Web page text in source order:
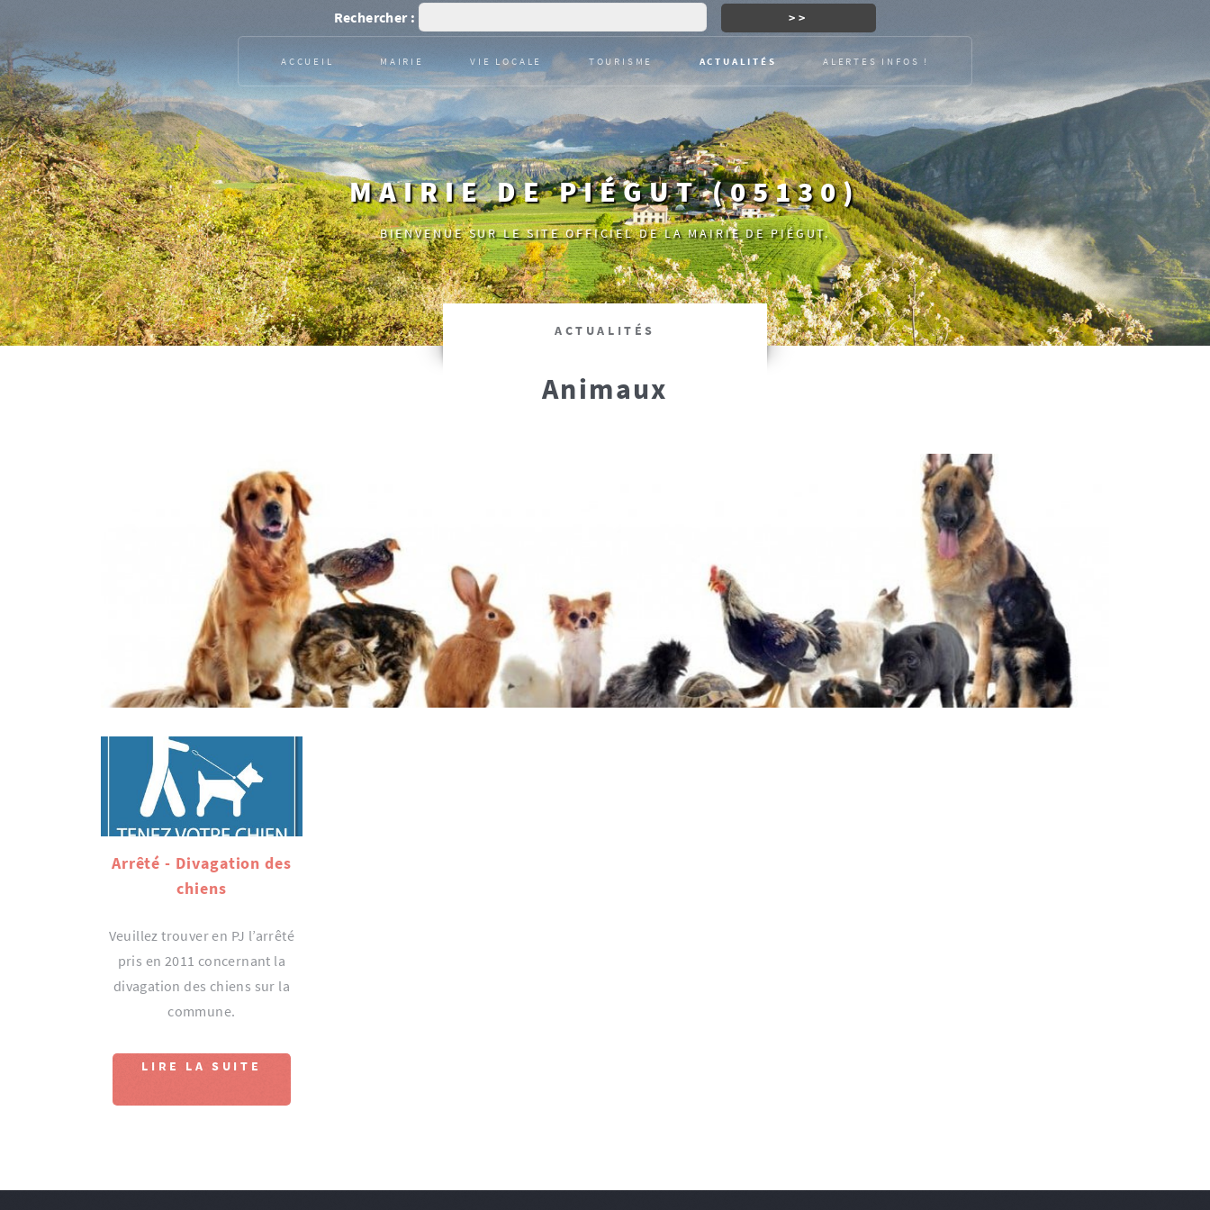
Rechercher :
MAIRIE DE PIÉGUT (05130)
BIENVENUE SUR LE SITE OFFICIEL DE LA MAIRIE DE PIÉGUT.
ACCUEIL MAIRIE VIE LOCALE TOURISME ACTUALITÉS ALERTES INFOS !
ACTUALITÉS
Animaux
Arrêté - Divagation des
chiens
Veuillez trouver en PJ l’arrêté
pris en 2011 concernant la
divagation des chiens sur la
commune.
LIRE LA SUITE